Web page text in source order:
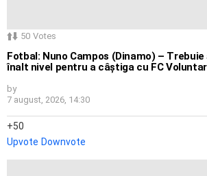
50 Votes
Fotbal: Nuno Campos (Dinamo) –
înalt nivel pentru a câștiga cu FC
by
7 august, 2026, 14:30
50
Upvote Downvote